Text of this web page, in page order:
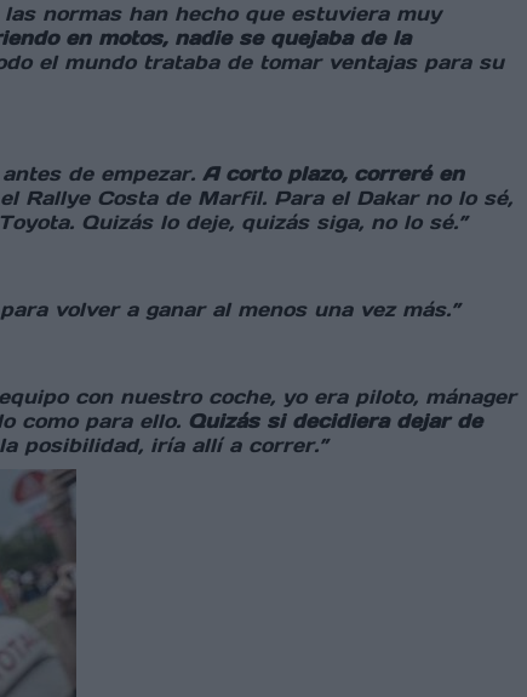
normas han hecho que estuviera muy
en motos, nadie se quejaba de la
el mundo trataba de tomar ventajas para su
de empezar. A corto plazo, correré en
Rallye Costa de Marfil. Para el Dakar no lo sé,
Quizás lo deje, quizás siga, no lo sé.”
volver a ganar al menos una vez más.”
con nuestro coche, yo era piloto, mánager
como para ello. Quizás si decidiera dejar de
posibilidad, iría allí a correr.”